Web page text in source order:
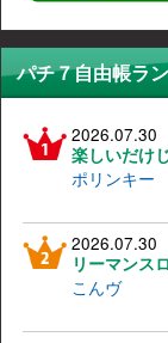
パチ７自由帳ラ
2026.07.30
楽しいだけ
ポリンキー
2026.07.30
リーマンス
こんヴ